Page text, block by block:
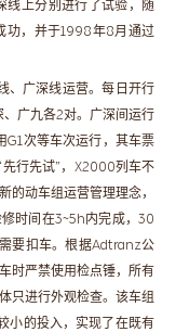
线上分别进行了试验，随
功，并于1998年8月通过
、广深线运营。每日开行
广九各2对。广深间运行
次等车次运行，其车票
行先试”，X2000列车不
的动车组运营管理理念，
时间在3~5h内完成，30
要扣车。根据Adtranz公
时严禁使用检点锤，所有
只进行外观检查。该车组
小的投入，实现了在既有